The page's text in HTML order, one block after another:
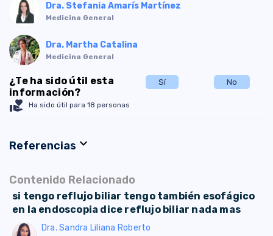
Dra. Stefania Amarís Martínez
Medicina General
Dra. Martha Catalina
Medicina General
¿Te ha sido útil esta
información?
Sí No
volunteer_activism Ha sido útil para 18 personas
Referencias expand_more
Contenido Relacionado
si tengo reflujo biliar tengo también esofágico
en la endoscopia dice reflujo biliar nada mas
Dra. Sandra Liliana Roberto